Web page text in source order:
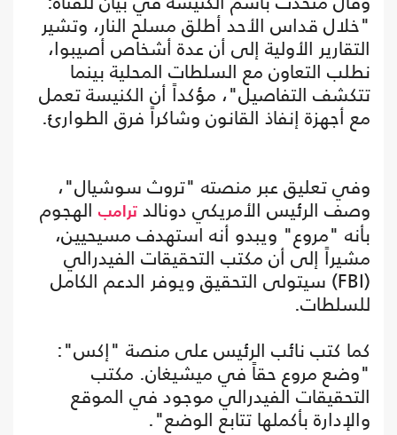
"خلال قداس الأحد أطلق مسلح النار، وتشير
التقارير الأولية إلى أن عدة أشخاص أصيبوا،
نطلب التعاون مع السلطات المحلية بينما
تتكشف التفاصيل"، مؤكداً أن الكنيسة تعمل
مع أجهزة إنفاذ القانون وشاكراً فرق الطوارئ.
وفي تعليق عبر منصته "تروث سوشيال"،
وصف الرئيس الأمريكي دونالد ترامب الهجوم
بأنه "مروع" ويبدو أنه استهدف مسيحيين،
مشيراً إلى أن مكتب التحقيقات الفيدرالي
(FBI) سيتولى التحقيق ويوفر الدعم الكامل
للسلطات.
كما كتب نائب الرئيس على منصة "إكس":
"وضع مروع حقاً في ميشيغان. مكتب
التحقيقات الفيدرالي موجود في الموقع
والإدارة بأكملها تتابع الوضع".